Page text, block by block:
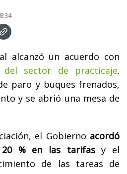
alcanzó un acuerdo con
del sector de practicaje.
paro y buques frenados,
y se abrió una mesa de
el Gobierno acordó
% en las tarifasy el
de las tareas de